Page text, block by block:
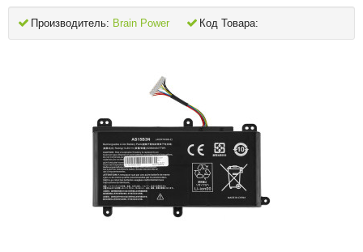
Производитель: Brain Power Код Товара: